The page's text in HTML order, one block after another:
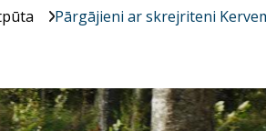
Pārgājieni ar skrejriteni